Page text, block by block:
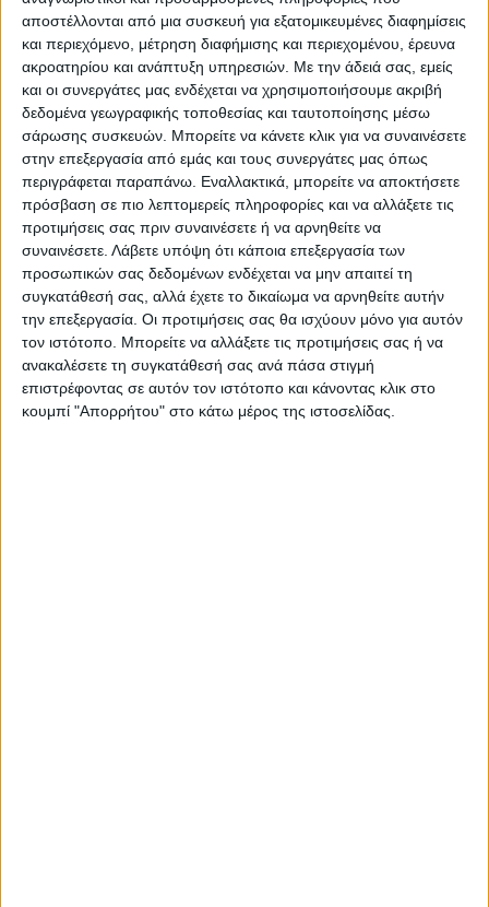
αποστέλλονται από μια συσκευή για εξατομικευμένες διαφημίσεις
και περιεχόμενο, μέτρηση διαφήμισης και περιεχομένου, έρευνα
ακροατηρίου και ανάπτυξη υπηρεσιών. Με την άδειά σας, εμείς
και οι συνεργάτες μας ενδέχεται να χρησιμοποιήσουμε ακριβή
δεδομένα γεωγραφικής τοποθεσίας και ταυτοποίησης μέσω
σάρωσης συσκευών. Μπορείτε να κάνετε κλικ για να συναινέσετε
στην επεξεργασία από εμάς και τους συνεργάτες μας όπως
περιγράφεται παραπάνω. Εναλλακτικά, μπορείτε να αποκτήσετε
πρόσβαση σε πιο λεπτομερείς πληροφορίες και να αλλάξετε τις
προτιμήσεις σας πριν συναινέσετε ή να αρνηθείτε να
συναινέσετε. Λάβετε υπόψη ότι κάποια επεξεργασία των
προσωπικών σας δεδομένων ενδέχεται να μην απαιτεί τη
συγκατάθεσή σας, αλλά έχετε το δικαίωμα να αρνηθείτε αυτήν
την επεξεργασία. Οι προτιμήσεις σας θα ισχύουν μόνο για αυτόν
τον ιστότοπο. Μπορείτε να αλλάξετε τις προτιμήσεις σας ή να
ανακαλέσετε τη συγκατάθεσή σας ανά πάσα στιγμή
επιστρέφοντας σε αυτόν τον ιστότοπο και κάνοντας κλικ στο
κουμπί "Απορρήτου" στο κάτω μέρος της ιστοσελίδας.
ανισοβαρείς συσκευασίες με ποσότητες
αποξηραμένης ακατέργαστης κάνναβης,
συνολικού βάρους -7- κιλών και -331-
γραμμαρίων, κλώνοι κάνναβης με φύλλα και
φούντες κάνναβης, συνολικού βάρους -4-
κιλών και -998- γραμμαρίων, κρεμασμένοι
σε σχοινί προς αποξήρανση, καθώς και μία
ζυγαριά.
Επίσης, σε νομότυπη έρευνα που
διενεργήθηκε στην οικία του βρέθηκαν και
κατασχέθηκαν:
-4- συσκευασίες με ακατέργαστη κάνναβη,
συνολικού βάρους -9,4- γραμμαρίων και